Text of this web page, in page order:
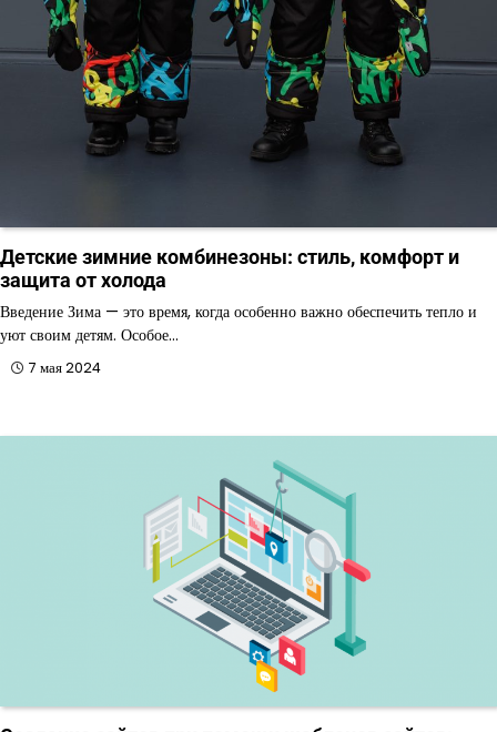
Детские зимние комбинезоны: стиль, комфорт и
защита от холода
Введение Зима — это время, когда особенно важно обеспечить тепло и
уют своим детям. Особое…
7 мая 2024